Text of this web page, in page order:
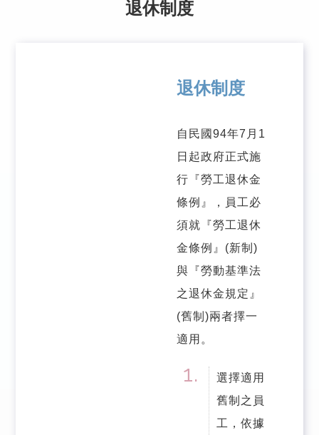
退休制度
退休制度
自民國94年7月1
日起政府正式施
行『勞工退休金
條例』，員工必
須就『勞工退休
金條例』(新制)
與『勞動基準法
之退休金規定』
(舊制)兩者擇一
適用。
選擇適用
舊制之員
工，依據